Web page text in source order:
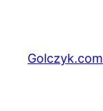
treściGolczyk.com